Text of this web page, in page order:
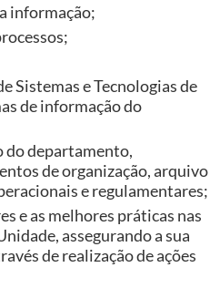
informação;
Sistemas e Tecnologias de
de informação do
do departamento,
de organização, arquivo
e regulamentares;
e as melhores práticas nas
assegurando a sua
de realização de ações